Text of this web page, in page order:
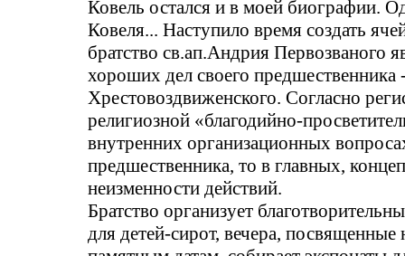
Ковель остался и в моей биографии.
Ковеля... Наступило время создать
братствосв.ап.Андрия Первозваного
хороших дел своего предшественника
Хрестовоздвиженского. Согласно
религиозной «благодийно-
внутренних организационных
предшественника, то в главных,
неизменности действий.
Братство организует
для детей-сирот, вечера,